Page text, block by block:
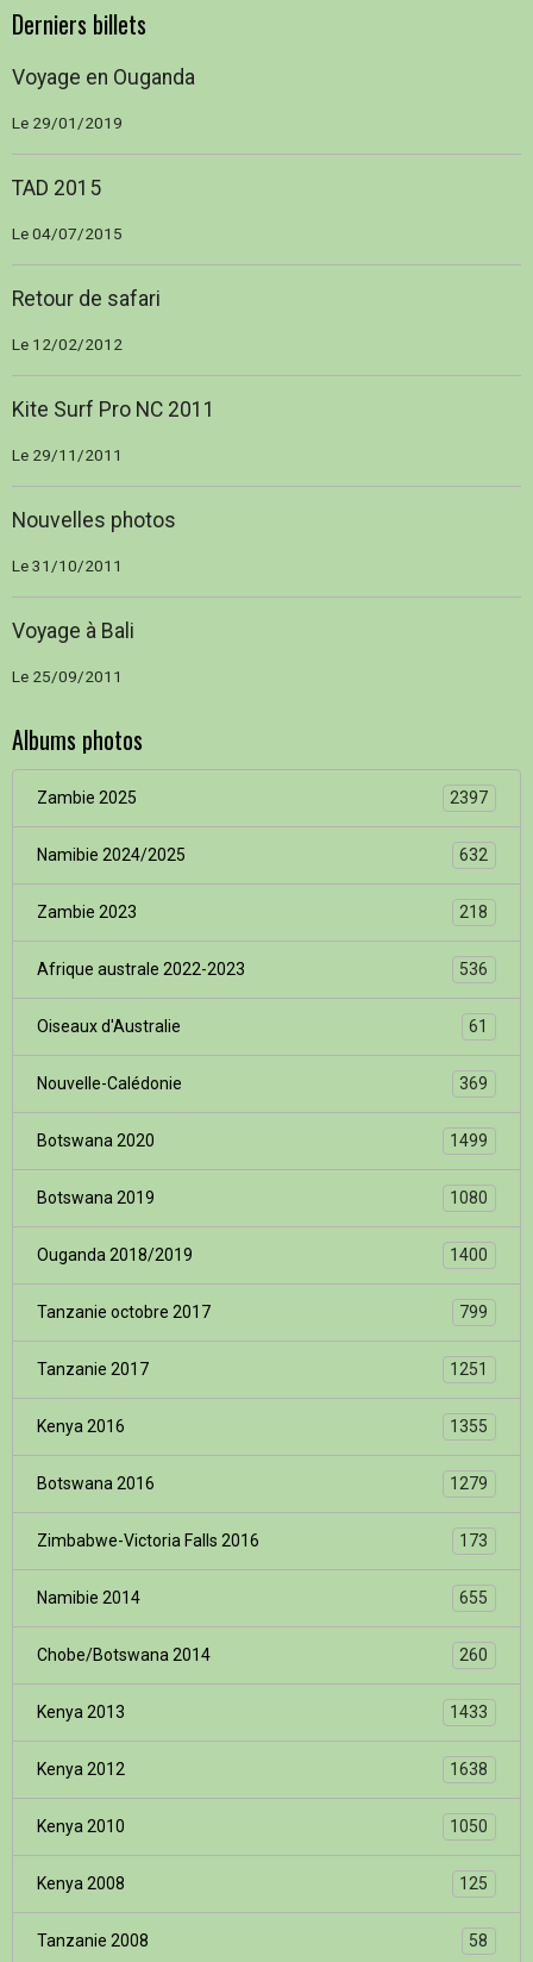
Derniers billets
Voyage en Ouganda
Le 29/01/2019
TAD 2015
Le 04/07/2015
Retour de safari
Le 12/02/2012
Kite Surf Pro NC 2011
Le 29/11/2011
Nouvelles photos
Le 31/10/2011
Voyage à Bali
Le 25/09/2011
Albums photos
Zambie 2025 2397
Namibie 2024/2025 632
Zambie 2023 218
Afrique australe 2022-2023 536
Oiseaux d'Australie 61
Nouvelle-Calédonie 369
Botswana 2020 1499
Botswana 2019 1080
Ouganda 2018/2019 1400
Tanzanie octobre 2017 799
Tanzanie 2017 1251
Kenya 2016 1355
Botswana 2016 1279
Zimbabwe-Victoria Falls 2016 173
Namibie 2014 655
Chobe/Botswana 2014 260
Kenya 2013 1433
Kenya 2012 1638
Kenya 2010 1050
Kenya 2008 125
Tanzanie 2008 58